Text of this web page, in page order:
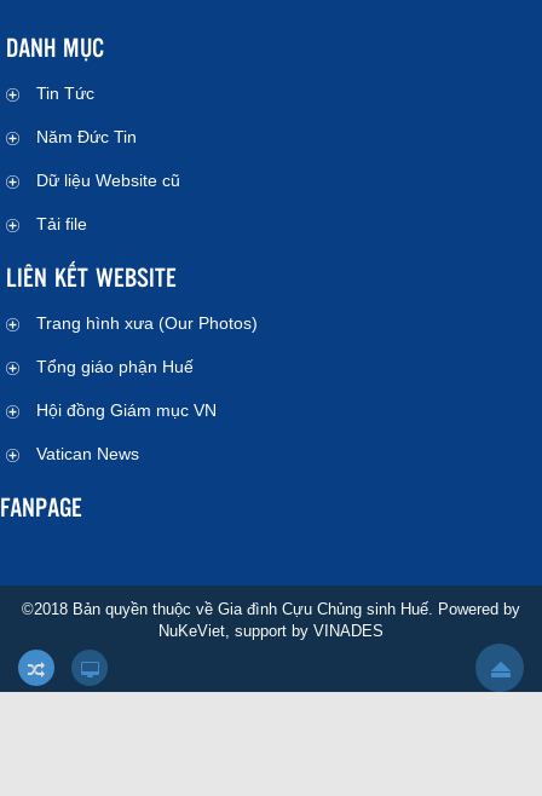
DANH MỤC
Tin Tức
Năm Đức Tin
Dữ liệu Website cũ
Tải file
LIÊN KẾT WEBSITE
Trang hình xưa (Our Photos)
Tổng giáo phận Huế
Hội đồng Giám mục VN
Vatican News
FANPAGE
©2018 Bản quyền thuộc về Gia đình Cựu Chủng sinh Huế. Powered by
NuKeViet, support by VINADES